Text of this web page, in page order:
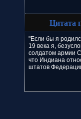
Цитата
"Если бы я
19 века я,
солдатом армии
что Индиана
штатов